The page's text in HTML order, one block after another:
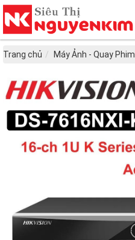
Trang chủ Máy Ảnh - Quay Phim